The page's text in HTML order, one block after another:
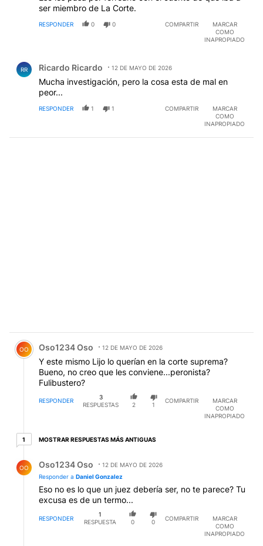
ser miembro de La Corte.
RESPONDER 0 0 COMPARTIR
MARCAR
COMO
INAPROPIADO
RR Ricardo Ricardo 12 DE MAYO DE 2026
Mucha investigación, pero la cosa esta de mal en
peor...
RESPONDER 1 1 COMPARTIR
MARCAR
COMO
INAPROPIADO
Comentario de Oso1234 Oso.
OO Oso1234 Oso 12 DE MAYO DE 2026
Y este mismo Lijo lo querían en la corte suprema?
Bueno, no creo que les conviene...peronista?
Fulibustero?
RESPONDER
3
RESPUESTAS
2 1
COMPARTIR
MARCAR
COMO
INAPROPIADO
11 respuesta más antiguas
MOSTRAR RESPUESTAS MÁS ANTIGUAS
OO Oso1234 Oso
12 DE MAYO DE 2026
Responder a Daniel Gonzalez
Eso no es lo que un juez debería ser, no te parece? Tu
excusa es de un termo...
RESPONDER
1
RESPUESTA
0 0
COMPARTIR
MARCAR
COMO
INAPROPIADO